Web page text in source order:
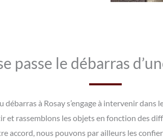
passe le débarras
à Rosay s’engage à intervenir
et rassemblons les objets en fonction des
accord, nous pouvons par ailleurs les